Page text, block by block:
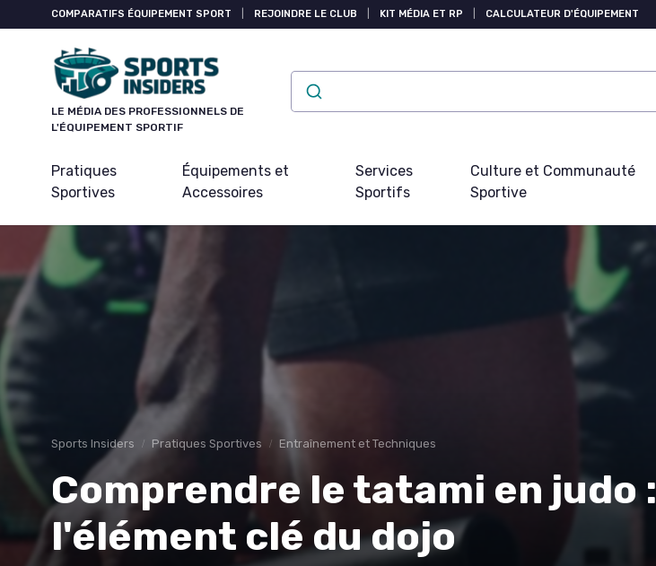
COMPARATIFS ÉQUIPEMENT SPORT REJOINDRE LE CLUB KIT MÉDIA ET RP CALCULATEUR D'ÉQUIPEMENT
LE MÉDIA DES PROFESSIONNELS DE
L'ÉQUIPEMENT SPORTIF
Pratiques
Sportives
Équipements et
Accessoires
Services
Sportifs
Culture et Communauté
Sportive
Sports Insiders Pratiques Sportives Entraînement et Techniques
Comprendre le tatami en judo :
l'élément clé du dojo
Panneau de gestion des cookies